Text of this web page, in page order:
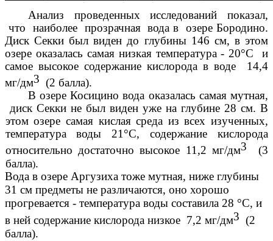
Анализ проведенных исследований показал,
что наиболее прозрачная вода в озере Бородино.
Диск Секки был виден до глубины 146 см, в этом
озере оказалась самая низкая температура - 20°С и
самое высокое содержание кислорода в воде 14,4
мг/дм3 (2 балла).
В озере Косицино вода оказалась самая мутная,
диск Секки не был виден уже на глубине 28 см. В
этом озере самая кислая среда из всех изученных,
температура воды 21°С, содержание кислорода
относительно достаточно высокое 11,2 мг/дм3 (3
балла).
Вода в озере Аргузиха тоже мутная, ниже глубины
31 см предметы не различаются, оно хорошо
прогревается - температура воды составила 28 °С, и
в ней содержание кислорода низкое 7,2 мг/дм3 (2
балла).